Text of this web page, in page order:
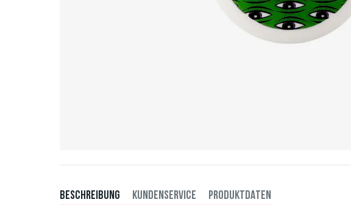
BESCHREIBUNG KUNDENSERVICE PRODUKTDATEN